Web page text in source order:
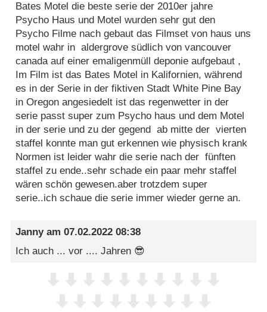
Bates Motel die beste serie der 2010er jahre
Psycho Haus und Motel wurden sehr gut den
Psycho Filme nach gebaut das Filmset von haus uns
motel wahr in aldergrove südlich von vancouver
canada auf einer emaligenmüll deponie aufgebaut ,
Im Film ist das Bates Motel in Kalifornien, während
es in der Serie in der fiktiven Stadt White Pine Bay
in Oregon angesiedelt ist das regenwetter in der
serie passt super zum Psycho haus und dem Motel
in der serie und zu der gegend ab mitte der vierten
staffel konnte man gut erkennen wie physisch krank
Normen ist leider wahr die serie nach der fünften
staffel zu ende..sehr schade ein paar mehr staffel
wären schön gewesen.aber trotzdem super
serie..ich schaue die serie immer wieder gerne an.
Jannyam07.02.2022 08:38
Ich auch ... vor .... Jahren 😎